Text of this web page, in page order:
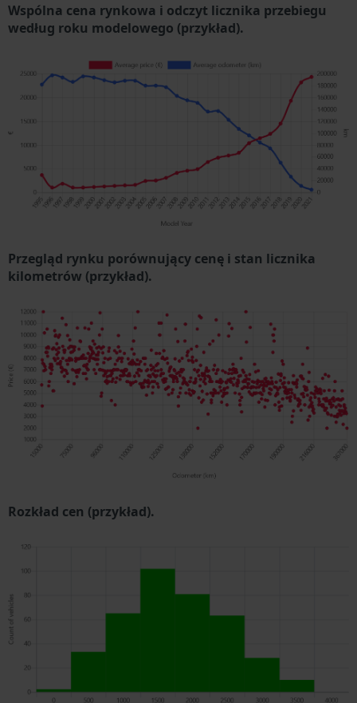
Wspólna cena rynkowa i odczyt licznika przebiegu
według roku modelowego (przykład).
Przegląd rynku porównujący cenę i stan licznika
kilometrów (przykład).
Rozkład cen (przykład).